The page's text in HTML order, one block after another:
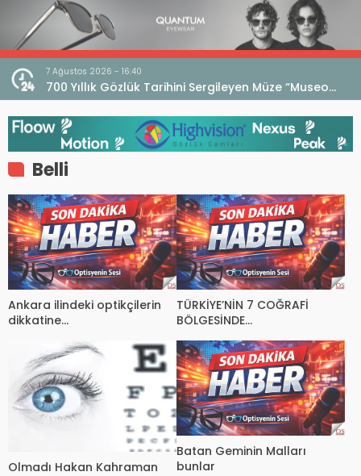
7 Ağustos 2026 - 16:40
700 Yıllık Gözlük Tarihini Sergileyen Müze “Museo
dell’Occhiale”
Belli
Ankara ilindeki optikçilerin
dikkatine…
TÜRKİYE’NİN 7 COĞRAFİ
BÖLGESİNDE
TOPLANTI
Olmadı Hakan Kahraman
Batan Geminin Malları
bunlar